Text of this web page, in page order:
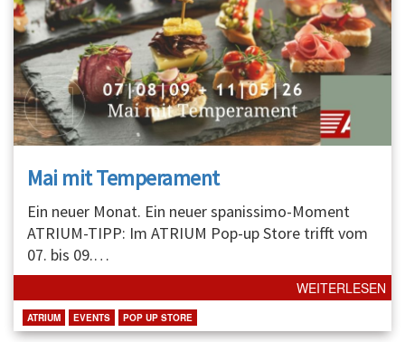
Mai mit Temperament
Ein neuer Monat. Ein neuer spanissimo-Moment
ATRIUM-TIPP: Im ATRIUM Pop-up Store trifft vom
07. bis 09.…
WEITERLESEN
ATRIUM EVENTS POP UP STORE